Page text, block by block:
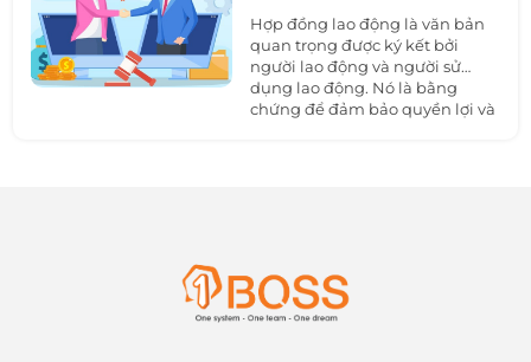
Cùng 1BOSS tham khảomẫu kế
hoạch đào tạodưới đây.
Hợp đồng lao động là văn bản
quan trọng được ký kết bởi
người lao động và người sử
dụng lao động. Nó là bằng
chứng để đảm bảo quyền lợi và